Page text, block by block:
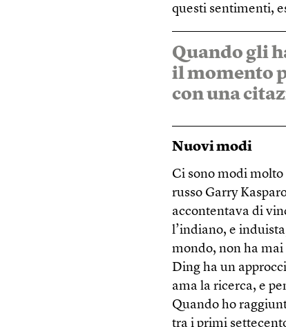
questi sentimenti,
Quando gli
il momento
con una
Nuovi modi
Ci sono modi
russo Garry
accontentava di
l’indiano, e
mondo, non ha
Ding ha un
ama la ricerca, e
Quando ho
tra i primi